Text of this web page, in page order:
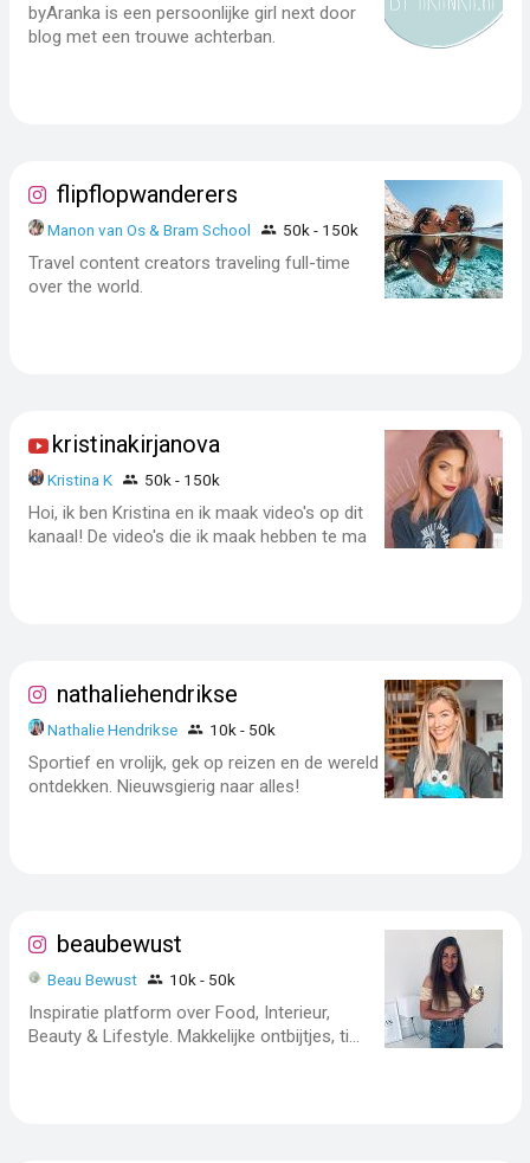
byAranka is een persoonlijke girl next door
blog met een trouwe achterban.
flipflopwanderers
Manon van Os & Bram School 50k - 150k
Travel content creators traveling full-time
over the world.
kristinakirjanova
Kristina K 50k - 150k
Hoi, ik ben Kristina en ik maak video's op dit
kanaal! De video's die ik maak hebben te ma
nathaliehendrikse
Nathalie Hendrikse 10k - 50k
Sportief en vrolijk, gek op reizen en de wereld
ontdekken. Nieuwsgierig naar alles!
beaubewust
Beau Bewust 10k - 50k
Inspiratie platform over Food, Interieur,
Beauty & Lifestyle. Makkelijke ontbijtjes, ti...